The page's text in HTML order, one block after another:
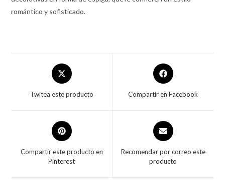
romántico y sofisticado.
Twitea este producto Compartir en Facebook
Compartir este producto en
Pinterest
Recomendar por correo este
producto